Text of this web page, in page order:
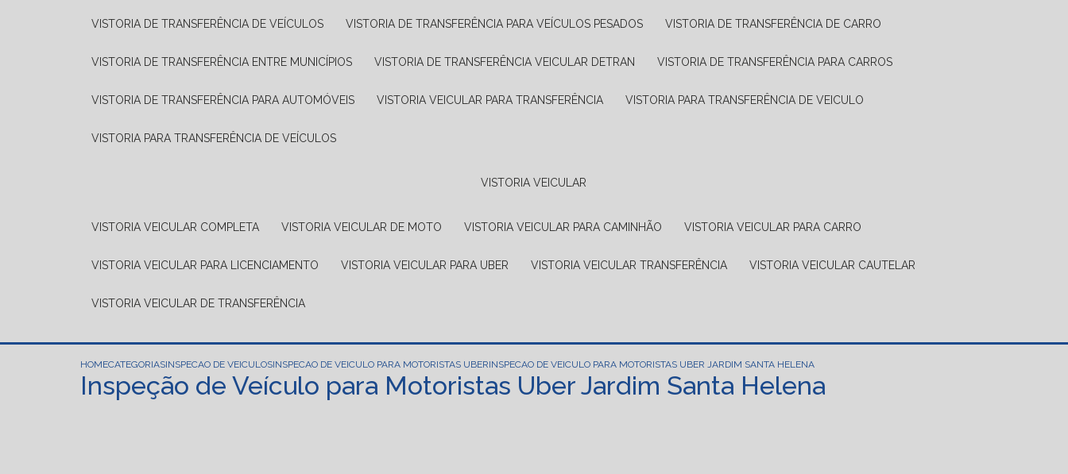
VISTORIA DE TRANSFERÊNCIA DE VEÍCULOS VISTORIA DE TRANSFERÊNCIA PARA VEÍCULOS PESADOS VISTORIA DE TRANSFERÊNCIA DE CARRO
VISTORIA DE TRANSFERÊNCIA ENTRE MUNICÍPIOS VISTORIA DE TRANSFERÊNCIA VEICULAR DETRAN VISTORIA DE TRANSFERÊNCIA PARA CARROS
VISTORIA DE TRANSFERÊNCIA PARA AUTOMÓVEIS VISTORIA VEICULAR PARA TRANSFERÊNCIA VISTORIA PARA TRANSFERÊNCIA DE VEICULO
VISTORIA PARA TRANSFERÊNCIA DE VEÍCULOS
VISTORIA VEICULAR
VISTORIA VEICULAR COMPLETA VISTORIA VEICULAR DE MOTO VISTORIA VEICULAR PARA CAMINHÃO VISTORIA VEICULAR PARA CARRO
VISTORIA VEICULAR PARA LICENCIAMENTO VISTORIA VEICULAR PARA UBER VISTORIA VEICULAR TRANSFERÊNCIA VISTORIA VEICULAR CAUTELAR
VISTORIA VEICULAR DE TRANSFERÊNCIA
HOMECATEGORIASINSPECAO DE VEICULOSINSPECAO DE VEICULO PARA MOTORISTAS UBERINSPECAO DE VEICULO PARA MOTORISTAS UBER JARDIM SANTA HELENA
Inspeção de Veículo para Motoristas Uber Jardim Santa Helena